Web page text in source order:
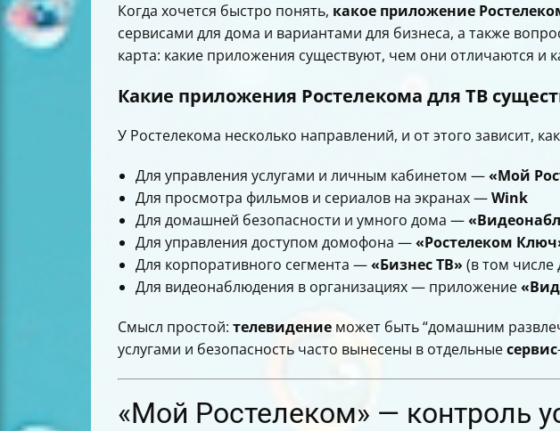
Как установить Wink и другие приложения на iPhone
Итог: как выбрать “то самое” приложение для ТВ
Когда хочется быстро понять, какое приложение
сервисами для дома и вариантами для бизнеса, а также
карта: какие приложения существуют, чем они отличаются и
Какие приложения Ростелекома для ТВ
У Ростелекома несколько направлений, и от этого зависит,
Для управления услугами и личным кабинетом —«Мой
Для просмотра фильмов и сериалов на экранах —Wink
Для домашней безопасности и умного дома —
Для управления доступом домофона —«Ростелеком
Для корпоративного сегмента —«Бизнес ТВ» (в том числе
Для видеонаблюдения в организациях — приложение
Смысл простой: телевидение может быть “домашним
услугами и безопасность часто вынесены в отдельныесервис
«Мой Ростелеком» — контроль